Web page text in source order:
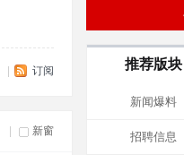
订阅
新窗
推荐版块
新闻爆料
招聘信息